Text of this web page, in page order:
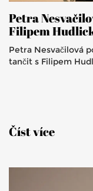
Petra
Filipem
Petra Nesvačilová
tančit s Filipem
Číst více